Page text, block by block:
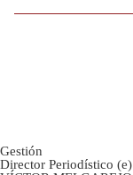
Gestión
Director Periodístico (e)